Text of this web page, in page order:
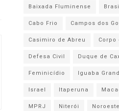
Baixada Fluminense
Cabo Frio
Campos dos
Casimiro de Abreu
Defesa Civil
Duque de
Feminicídio
Iguaba
Israel
Itaperuna
MPRJ
Niterói